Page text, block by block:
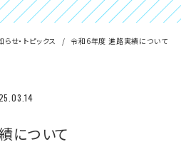
らせ・トピックス 令和6年度 進路実績について
について